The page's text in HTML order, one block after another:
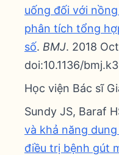
uống đối với
phân tích tổng
số. BMJ. 2018
doi:10.1136/
Học viện Bác sĩ
Sundy JS, Baraf
và khả năng
điều trị bệnh gút